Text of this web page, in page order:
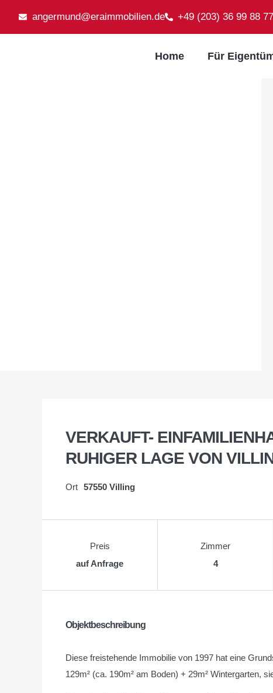
angermund@eraimmobilien.de +49 (203) 36 99 88 77
Home Für
VERKAUFT-
RUHIGER LAGE VON
Ort 57550 Villing
Preis
auf Anfrage
Zimmer
4
Objektbeschreibung
Diese freistehende Immobilie von 1997 hat eine
129m² (ca. 190m² am Boden) + 29m² Wintergarten,